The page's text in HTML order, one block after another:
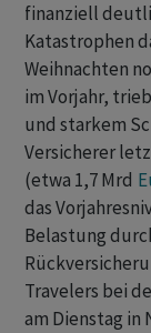
finanziell
Katastrophen
Weihnachten
im Vorjahr,
und starkem
Versicherer
(etwa 1,7 Mrd
das
Belastung
Travelers bei
am Dienstag in